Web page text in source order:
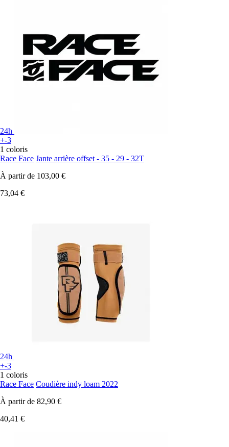
24h
+-3
1 coloris
Race Face Jante arrière offset - 35 - 29 - 32T
À partir de 103,00 €
73,04 €
24h
+-3
1 coloris
Race Face Coudière indy loam 2022
À partir de 82,90 €
40,41 €